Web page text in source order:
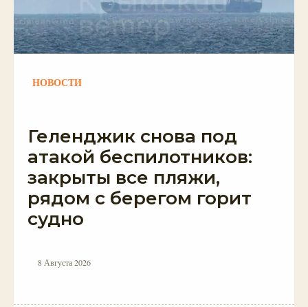
НОВОСТИ
Геленджик снова под
атакой беспилотников:
закрыты все пляжи,
рядом с берегом горит
судно
8 Августа 2026